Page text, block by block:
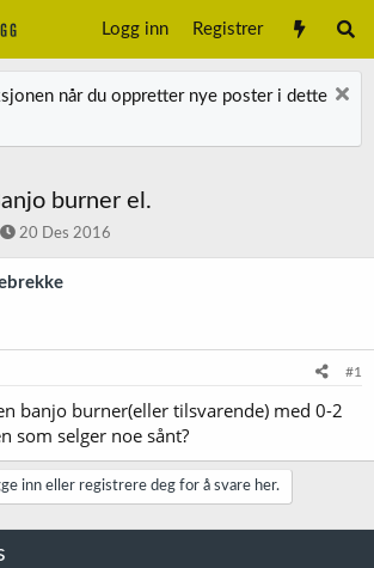
Logg inn Registrer
når du oppretter nye poster i dette
burner el.
S
a
o
20 Des 2016
#1
banjo burner(eller tilsvarende) med 0-2
som selger noe sånt?
inn eller registrere deg for å svare her.